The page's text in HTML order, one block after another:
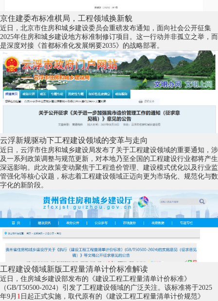
京住建委布标准棋局，工程领域换新貌
近日，北京市住房和城乡建设委员会重磅发布通知，面向社会公开征集
2025年住房和城乡建设地方标准制修订项目。这一行动并非孤立之举，而
是深度对接《首都标准化发展纲要2035》的战略部署。
云浮新规驱动下工程建设领域的变革与走向
近日，云浮市住房和城乡建设局发布了关于工程建设领域的重要通知，涉
及一系列政策调整与规范更新，对本地乃至全国的工程建设行业都将产生
深远影响。此次政策变动聚焦于工程造价管理、建设模式优化以及行业监
管强化等核心议题，标志着工程建设领域正迈向更为市场化、规范化与数
字化的新阶段。
工程建设领域新版工程量清单计价标准解读
近日，住房城乡建设部发布的《建设工程工程量清单计价标准》
（GB/T50500-2024）引发了工程建设领域的广泛关注。该标准将于2025
年9月 1 日起正式实施，取代原有的《建设工程工程量清单计价规范》